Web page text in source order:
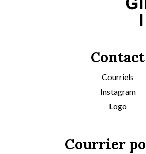
Contact
Courriels
Instagram
Logo
Courrier